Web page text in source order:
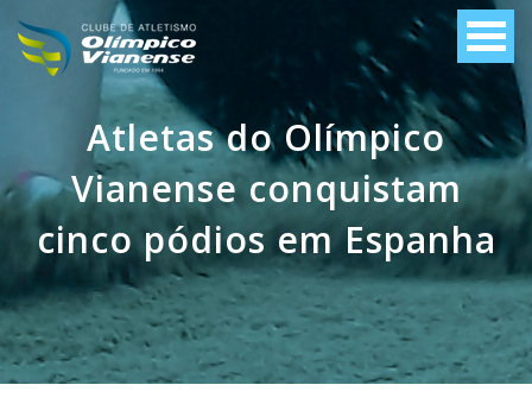
Atletas do Olímpico
Vianense conquistam
cinco pódios em Espanha